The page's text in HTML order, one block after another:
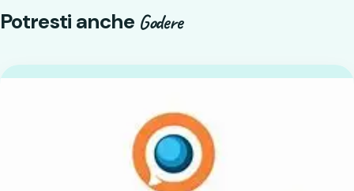
Potresti anche Godere